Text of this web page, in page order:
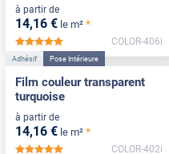
à partir de
14,16 € le m² *
*****
COLOR-406i
Adhésif Pose Intérieure
Film couleur transparent
turquoise
à partir de
14,16 € le m² *
COLOR-402i